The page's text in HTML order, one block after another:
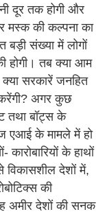
दूर तक होगी और
मस्क की कल्पना का
बड़ी संख्या में लोगों
होगी। तब क्या आम
सरकारें जनहित
अगर कुछ
तथा बॉट्स के
एआई के मामले में हो
कारोबारियों के हाथों
विकासशील देशों में,
की
अमीर देशों की सनक